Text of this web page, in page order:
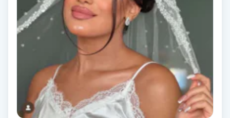
Skäggtrimmning
Skönhet
Sockring